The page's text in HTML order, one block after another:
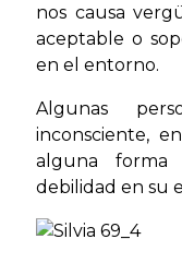
nos causa
aceptable o
en el entorno.
Algunas
inconsciente,
alguna
debilidad en su